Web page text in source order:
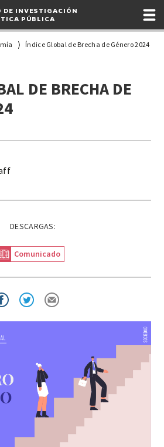
DE INVESTIGACIÓN
PÚBLICA
Índice Global de Brecha de Género 2024
DE BRECHA DE
DESCARGAS:
Comunicado